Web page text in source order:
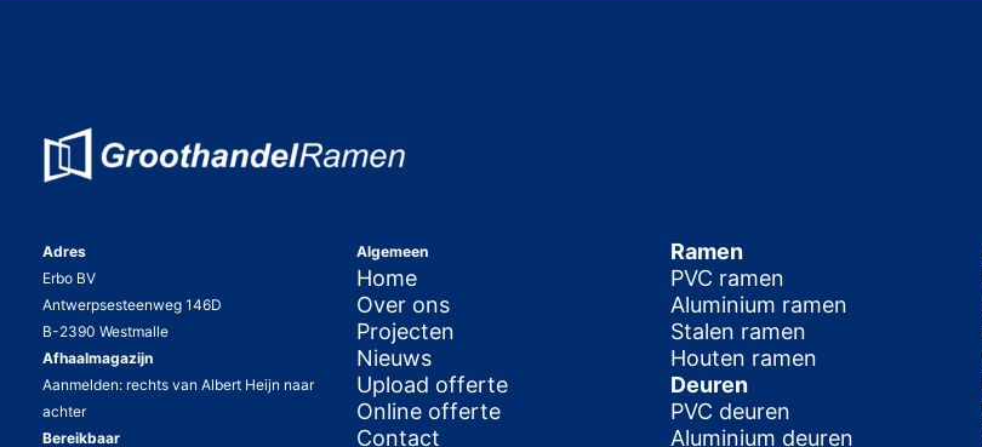
Adres
Erbo BV
Antwerpsesteenweg 146D
B-2390 Westmalle
Afhaalmagazijn
Aanmelden: rechts van Albert Heijn naar
achter
Bereikbaar
Algemeen
Home
Over ons
Projecten
Nieuws
Upload offerte
Online offerte
Contact
Ramen
PVC ramen
Aluminium ramen
Stalen ramen
Houten ramen
Deuren
PVC deuren
Aluminium deuren